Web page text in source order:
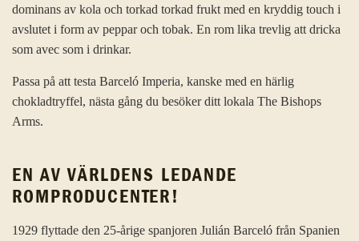
dominans av kola och torkad torkad frukt med en kryddig touch i
avslutet i form av peppar och tobak. En rom lika trevlig att dricka
som avec som i drinkar.
Passa på att testa Barceló Imperia, kanske med en härlig
chokladtryffel, nästa gång du besöker ditt lokala The Bishops
Arms.
EN AV VÄRLDENS LEDANDE
ROMPRODUCENTER!
1929 flyttade den 25-årige spanjoren Julián Barceló från Spanien